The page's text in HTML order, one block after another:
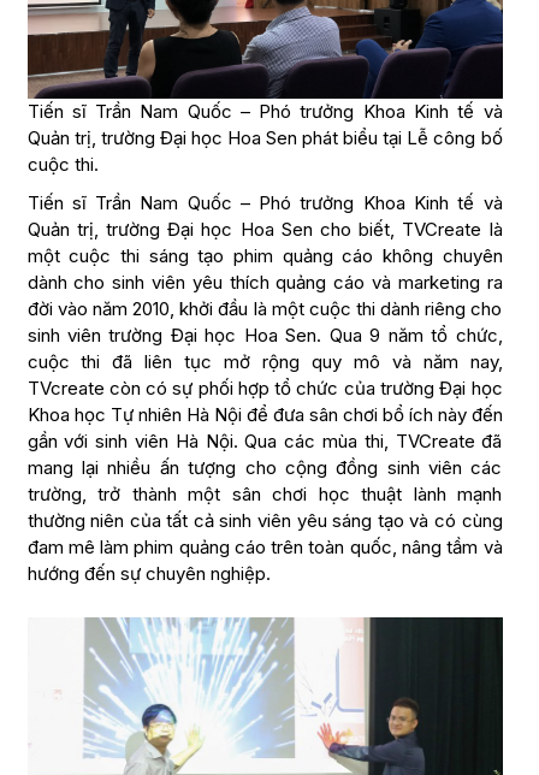
Tiến sĩ Trần Nam Quốc – Phó trưởng Khoa Kinh tế và
Quản trị, trường Đại học Hoa Sen phát biểu tại Lễ công bố
cuộc thi.
Tiến sĩ Trần Nam Quốc – Phó trưởng Khoa Kinh tế và
Quản trị, trường Đại học Hoa Sen cho biết, TVCreate là
một cuộc thi sáng tạo phim quảng cáo không chuyên
dành cho sinh viên yêu thích quảng cáo và marketing ra
đời vào năm 2010, khởi đầu là một cuộc thi dành riêng cho
sinh viên trường Đại học Hoa Sen. Qua 9 năm tổ chức,
cuộc thi đã liên tục mở rộng quy mô và năm nay,
TVcreate còn có sự phối hợp tổ chức của trường Đại học
Khoa học Tự nhiên Hà Nội để đưa sân chơi bổ ích này đến
gần với sinh viên Hà Nội. Qua các mùa thi, TVCreate đã
mang lại nhiều ấn tượng cho cộng đồng sinh viên các
trường, trở thành một sân chơi học thuật lành mạnh
thường niên của tất cả sinh viên yêu sáng tạo và có cùng
đam mê làm phim quảng cáo trên toàn quốc, nâng tầm và
hướng đến sự chuyên nghiệp.